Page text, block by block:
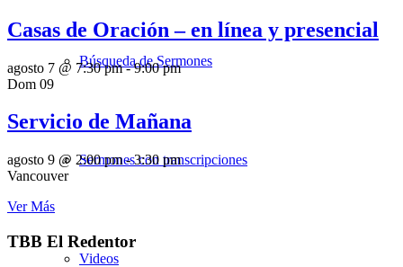
Búsqueda de Sermones
Sermones con transcripciones
Videos
Casas de Oración – en línea y presencial
agosto 7 @ 7:30 pm-9:00 pm
Dom 09
Servicio de Mañana
agosto 9 @ 2:00 pm-3:30 pm
Vancouver
Ver Más
TBB El Redentor